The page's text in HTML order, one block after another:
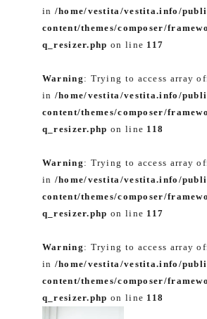
in /home/vestita/vestita.info/
content/themes/composer/
q_resizer.php on line 117
Warning : Trying to access array
in /home/vestita/vestita.info/
content/themes/composer/
q_resizer.php on line 118
Warning : Trying to access array
in /home/vestita/vestita.info/
content/themes/composer/
q_resizer.php on line 117
Warning : Trying to access array
in /home/vestita/vestita.info/
content/themes/composer/
q_resizer.php on line 118